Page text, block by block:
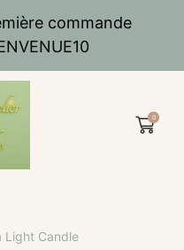
commande
0
Light Candle